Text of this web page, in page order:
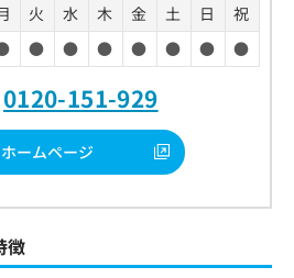
火 水 木 金 土 日
祝
● ● ● ● ● ● ●
0120-151-929
ホームページ
徴